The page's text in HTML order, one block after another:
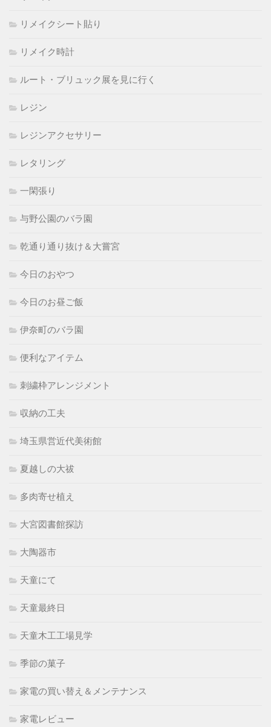
リメイクシート貼り
リメイク時計
ルート・ブリュック展を見に行く
レジン
レジンアクセサリー
レタリング
一閑張り
与野公園のバラ園
乾通り通り抜け＆大嘗宮
今日のおやつ
今日のお昼ご飯
伊奈町のバラ園
便利なアイテム
刺繍枠アレンジメント
収納の工夫
埼玉県営近代美術館
夏越しの大祓
多肉寄せ植え
大宮図書館探訪
大陶器市
天童にて
天童最終日
天童木工工場見学
季節の菓子
家電の買い替え＆メンテナンス
家電レビュー